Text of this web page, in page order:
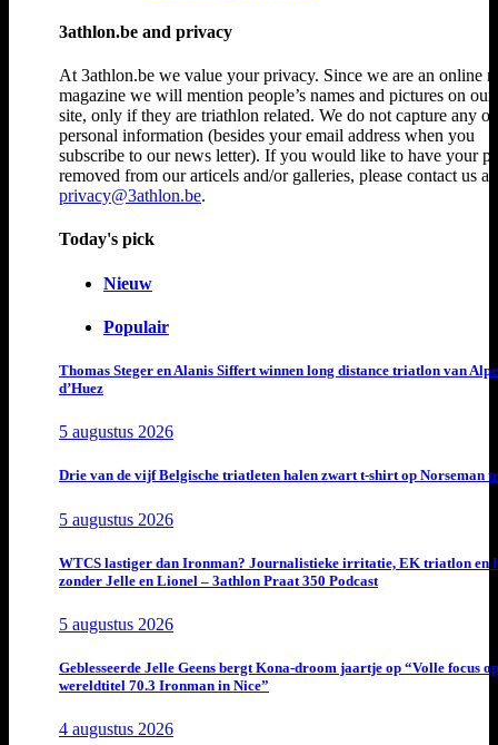
3athlon.be and privacy
At 3athlon.be we value your privacy. Since we are an online
magazine we will mention people’s names and pictures on
site, only if they are triathlon related. We do not capture any
personal information (besides your email address when you
subscribe to our news letter). If you would like to have your
removed from our articels and/or galleries, please contact us at
privacy@3athlon.be.
Today's pick
Nieuw
Populair
Thomas Steger en Alanis Siffert winnen long distance triatlon van Alpe
d’Huez
5 augustus 2026
Drie van de vijf Belgische triatleten halen zwart t-shirt op Norseman
5 augustus 2026
WTCS lastiger dan Ironman? Journalistieke irritatie, EK triatlon en
zonder Jelle en Lionel – 3athlon Praat 350 Podcast
5 augustus 2026
Geblesseerde Jelle Geens bergt Kona-droom jaartje op “Volle focus
wereldtitel 70.3 Ironman in Nice”
4 augustus 2026